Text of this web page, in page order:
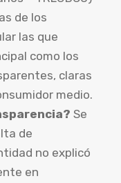
de los
las que
como los
claras
medio.
Se
de
no explicó
en